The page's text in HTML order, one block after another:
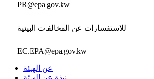
PR@epa.gov.kw
للاستفسارات عن المخالفات البيئية
EC.EPA@epa.gov.kw
عن الهيئة
نبذة عن الهيئة